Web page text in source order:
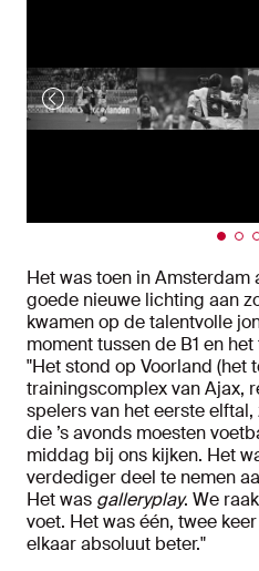
Het was toen in
goede nieuwe lichting aan
kwamen op de talentvolle
moment tussen de B1 en
"Het stond op Voorland (het
trainingscomplex van Ajax,
spelers van het eerste
die ’s avonds moesten
middag bij ons kijken. Het
verdediger deel te nemen
Het was galleryplay. We
voet. Het was één, twee
elkaar absoluut beter."